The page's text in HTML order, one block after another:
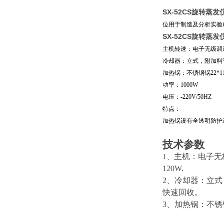
SX-52CS旋转蒸发
位用于制造及分析实
SX-52CS旋转蒸发
主机转速：电子无级调
冷却器：立式，附加
加热锅：不锈钢锅
功率： 1000W
电压： -220V/
特点：
加热锅设有全透明防
技术参数
1
主机：电子
120W.
2 、冷却器：立
快速回收。
3 、加热锅：不